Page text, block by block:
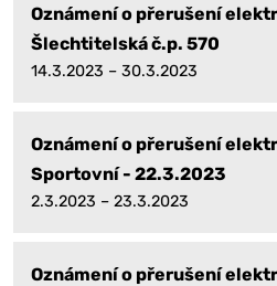
Oznámení o přerušení
Šlechtitelská č.p. 570
14.3.2023 – 30.3.2023
Oznámení o přerušení
Sportovní - 22.3.2023
2.3.2023 – 23.3.2023
Oznámení o přerušení